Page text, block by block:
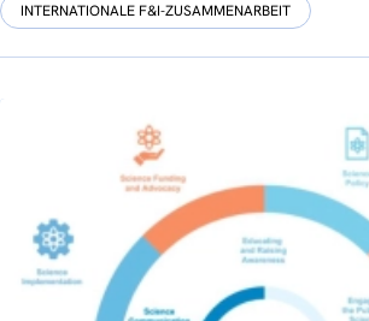
INTERNATIONALE F&I-ZUSAMMENARBEIT